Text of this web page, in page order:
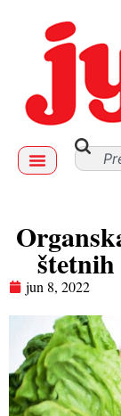
jun 8, 2022